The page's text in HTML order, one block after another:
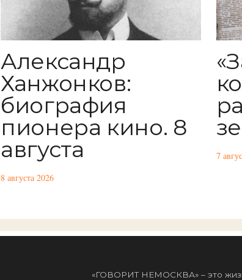
Александр
Ханжонков:
биография
пионера кино. 8
августа
8 августа 2026
7
«ГОВОРИТ НЕМОСКВА» – это